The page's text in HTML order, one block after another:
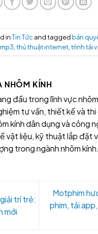
inTin Tức and taggedbản
thủ thuật internet, trình tải
NHÔM KÍNH
đầu trong lĩnh vực
tư vấn, thiết kế và
kính dân dụng và công
vật liệu, kỹ thuật lắp đặt
trong ngành nhôm kính.
trí trẻ:
mới
Motphim
phim, tải